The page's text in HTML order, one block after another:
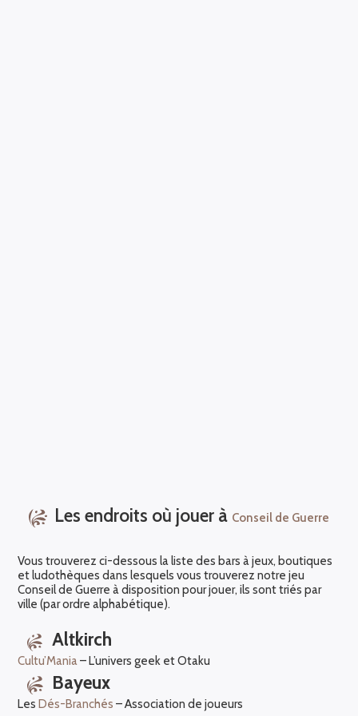
Les endroits où jouer à Conseil de Guerre
Vous trouverez ci-dessous la liste des bars à jeux, boutiques
et ludothèques dans lesquels vous trouverez notre jeu
Conseil de Guerre à disposition pour jouer, ils sont triés par
ville (par ordre alphabétique).
Altkirch
Cultu’Mania– L’univers geek et Otaku
Bayeux
LesDés-Branchés – Association de joueurs